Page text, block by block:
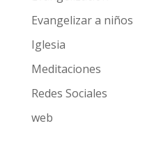
Evangelizar a niños
Iglesia
Meditaciones
Redes Sociales
web